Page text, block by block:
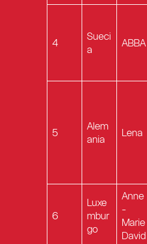
4
Sueci
a
ABBA
5
Alem
ania
Lena
6
Luxe
mbur
go
Anne
-
Marie
David